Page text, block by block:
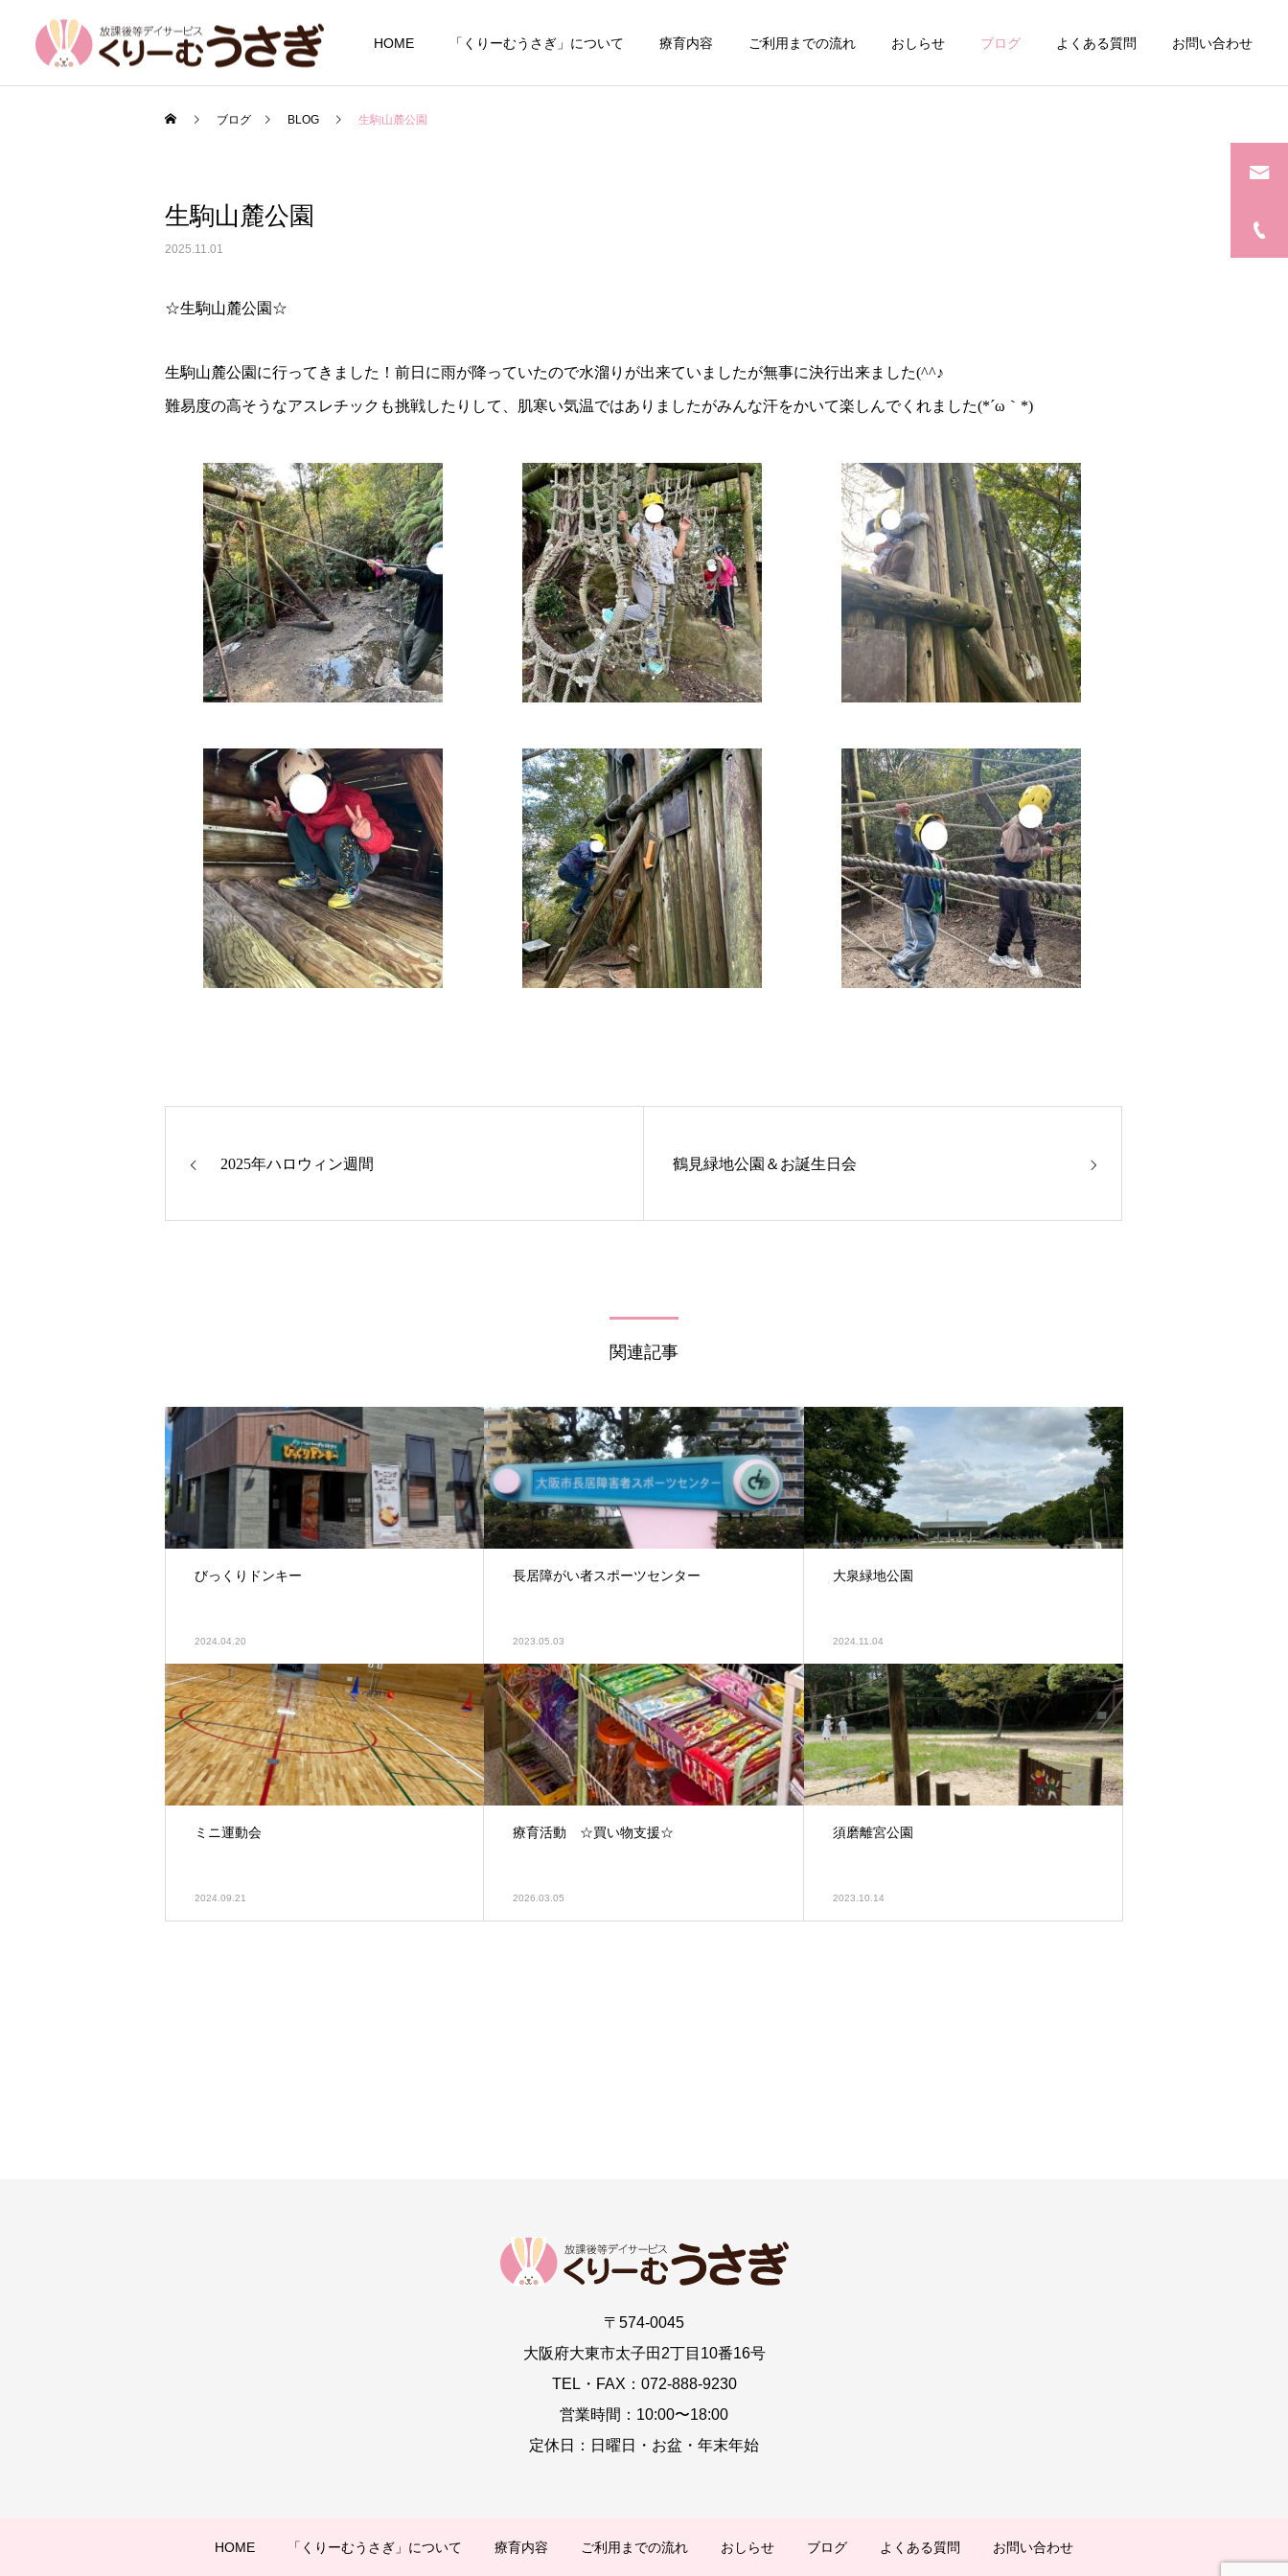
HOME 「くりーむうさぎ」について 療育内容 ご利用までの流れ おしらせ ブログ よくある質問 お問い合わせ
ブログ BLOG 生駒山麓公園
生駒山麓公園
2025.11.01
☆生駒山麓公園☆
生駒山麓公園に行ってきました！前日に雨が降っていたので水溜りが出来ていましたが無事に決行出来ました(^^♪
難易度の高そうなアスレチックも挑戦したりして、肌寒い気温ではありましたがみんな汗をかいて楽しんでくれました(*´ω｀*)
2025年ハロウィン週間 鶴見緑地公園＆お誕生日会
関連記事
びっくりドンキー
2024.04.20
長居障がい者スポーツセンター
2023.05.03
大泉緑地公園
2024.11.04
ミニ運動会
2024.09.21
療育活動 ☆買い物支援☆
2026.03.05
須磨離宮公園
2023.10.14
〒574-0045
大阪府大東市太子田2丁目10番16号
TEL・FAX：072-888-9230
営業時間：10:00〜18:00
定休日：日曜日・お盆・年末年始
HOME 「くりーむうさぎ」について 療育内容 ご利用までの流れ おしらせ ブログ よくある質問 お問い合わせ